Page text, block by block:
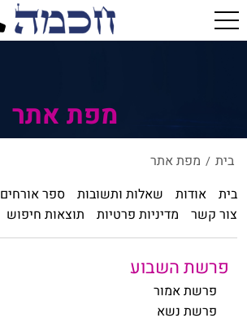
מפת אתר
בית / מפת אתר
בית
אודות שאלות ותשובות ספר אורחים
צור קשר
מדיניות פרטיות תוצאות חיפוש
פרשת השבוע
פרשת אמור
פרשת נשא